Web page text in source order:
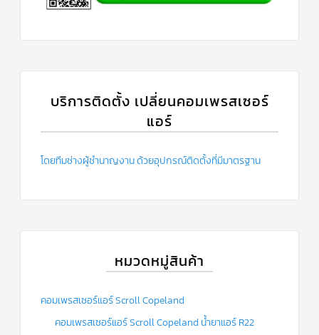
บริการติดตั้ง เปลี่ยนคอมเพรสเซอร์
แอร์
โดยทีมช่างผู้ชำนาญงาน ด้วยอุปกรณ์ติดตั้งที่มีมาตรฐาน
หมวดหมู่สินค้า
คอมเพรสเซอร์แอร์ Scroll Copeland
คอมเพรสเซอร์แอร์ Scroll Copeland น้ำยาแอร์ R22